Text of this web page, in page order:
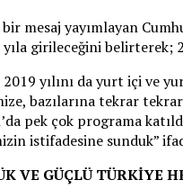
bir mesaj yayımlayan
yıla girileceğini belirterek;
yılını da yurt içi ve
bazılarına tekrar
pek çok programa
istifadesine sunduk”
VE GÜÇLÜ TÜRKİYE